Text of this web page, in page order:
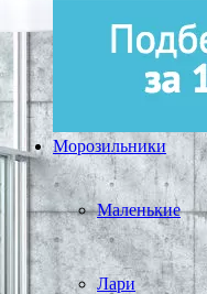
Морозильники
Маленькие
Лари